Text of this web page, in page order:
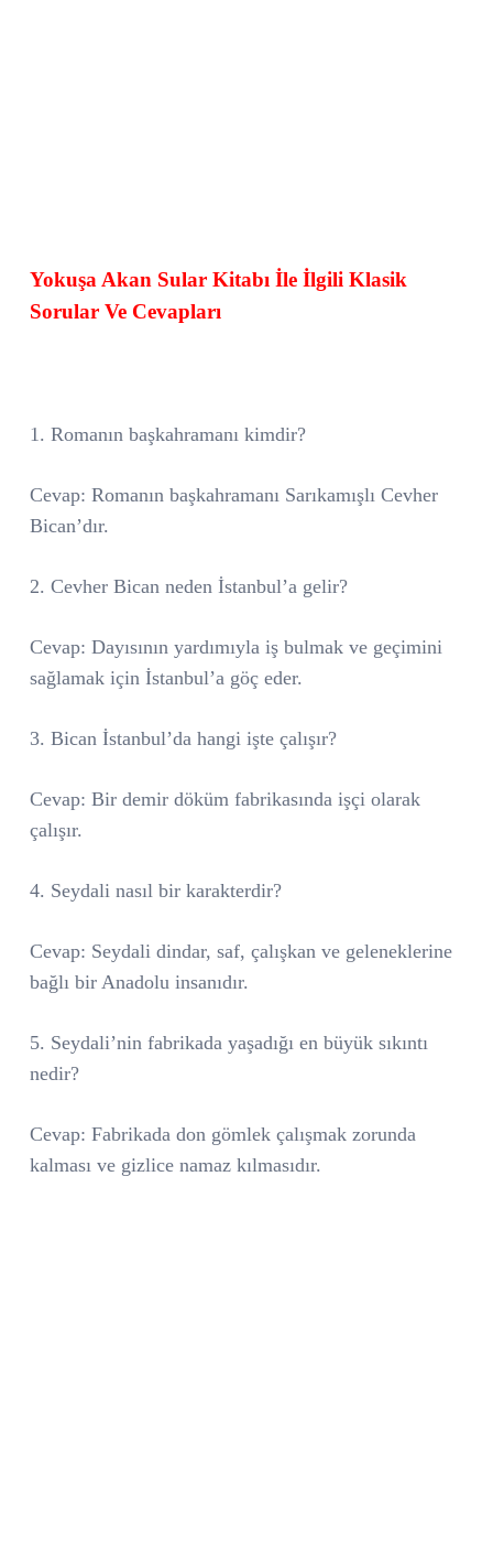
Yokuşa Akan Sular Kitabı İle İlgili Klasik
Sorular Ve Cevapları
1. Romanın başkahramanı kimdir?
Cevap: Romanın başkahramanı Sarıkamışlı Cevher
Bican’dır.
2. Cevher Bican neden İstanbul’a gelir?
Cevap: Dayısının yardımıyla iş bulmak ve geçimini
sağlamak için İstanbul’a göç eder.
3. Bican İstanbul’da hangi işte çalışır?
Cevap: Bir demir döküm fabrikasında işçi olarak
çalışır.
4. Seydali nasıl bir karakterdir?
Cevap: Seydali dindar, saf, çalışkan ve geleneklerine
bağlı bir Anadolu insanıdır.
5. Seydali’nin fabrikada yaşadığı en büyük sıkıntı
nedir?
Cevap: Fabrikada don gömlek çalışmak zorunda
kalması ve gizlice namaz kılmasıdır.